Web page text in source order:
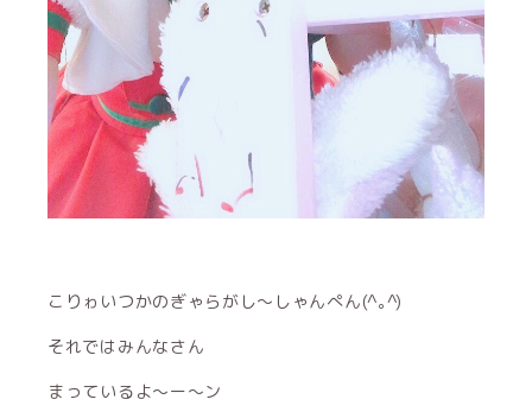
こりゎいつかのぎゃらがし〜しゃんぺん(^｡^)
それではみんなさん
まっているよ〜ー〜ン